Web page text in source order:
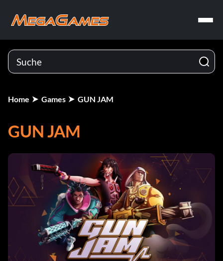
Home Games GUN JAM
GUN JAM